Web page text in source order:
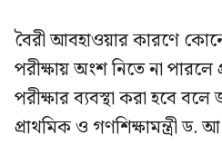
বৈরী আবহাওয়ার কারণে
পরীক্ষায় অংশ নিতে না
পরীক্ষার ব্যবস্থা করা হবে বলে
প্রাথমিক ও গণশিক্ষামন্ত্রী